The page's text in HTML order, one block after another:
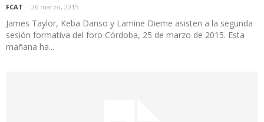
FCAT - 26 marzo, 2015
James Taylor, Keba Danso y Lamine Dieme asisten a la segunda
sesión formativa del foro Córdoba, 25 de marzo de 2015. Esta
mañana ha...